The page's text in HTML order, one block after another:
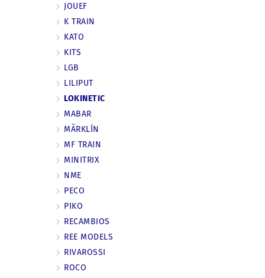
JOUEF
K TRAIN
KATO
KITS
LGB
LILIPUT
LOKINETIC
MABAR
MÄRKLÍN
MF TRAIN
MINITRIX
NME
PECO
PIKO
RECAMBIOS
REE MODELS
RIVAROSSI
ROCO